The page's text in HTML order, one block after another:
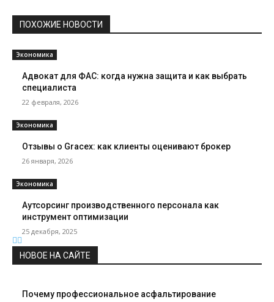
ПОХОЖИЕ НОВОСТИ
Экономика
Адвокат для ФАС: когда нужна защита и как выбрать
специалиста
22 февраля, 2026
Экономика
Отзывы о Gracex: как клиенты оценивают брокер
26 января, 2026
Экономика
Аутсорсинг производственного персонала как
инструмент оптимизации
25 декабря, 2025
НОВОЕ НА САЙТЕ
Почему профессиональное асфальтирование